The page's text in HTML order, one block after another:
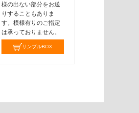
様の出ない部分をお送
りすることもありま
す。模様有りのご指定
は承っておりません。
サンプルBOX